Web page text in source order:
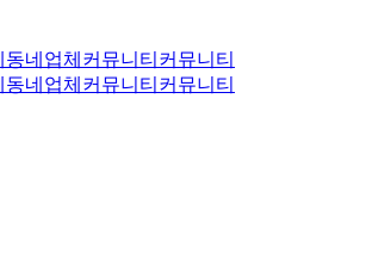
동네업체 커뮤니티 커뮤니티
동네업체 커뮤니티 커뮤니티